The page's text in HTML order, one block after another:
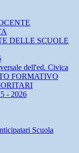
DELLE SCUOLE
dell'ed. Civica
FORMATIVO
- 2026
Scuola